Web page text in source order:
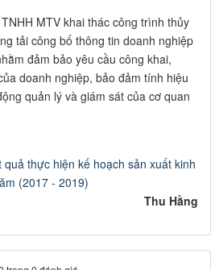
MTV khai thác công trình thủy
tải công bố thông tin doanh nghiệp
đảm bảo yêu cầu công khai,
doanh nghiệp, bảo đảm tính hiệu
quản lý và giám sát của cơ quan
thực hiện kế hoạch sản xuất kinh
(2017 - 2019)
Thu Hằng